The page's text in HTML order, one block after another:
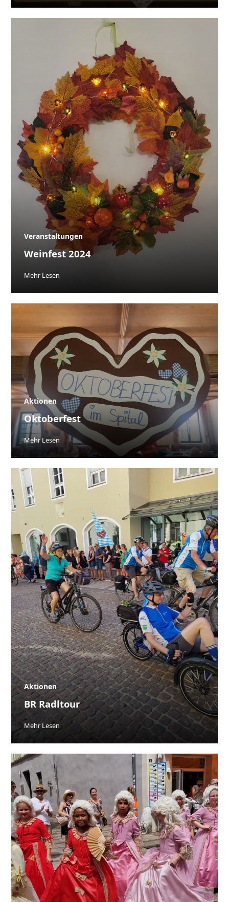
Veranstaltungen
Weinfest 2024
Mehr Lesen
Aktionen
Oktoberfest
Mehr Lesen
Aktionen
BR Radltour
Mehr Lesen